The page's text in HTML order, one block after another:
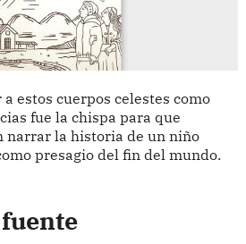
estos cuerpos celestes como
fue la chispa para que
narrar la historia de un niño
presagio del fin del mundo.